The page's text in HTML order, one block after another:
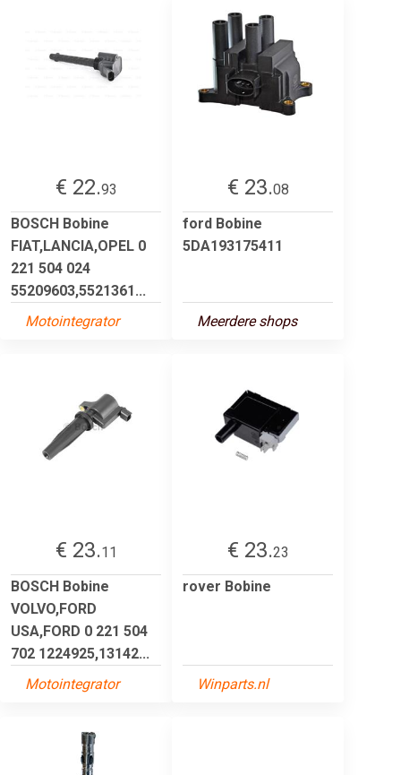
€ 22.93
BOSCH Bobine
FIAT,LANCIA,OPEL 0
221 504 024
55209603,5521361...
Motointegrator
€ 23.08
ford Bobine
5DA193175411
Meerdere shops
€ 23.11
BOSCH Bobine
VOLVO,FORD
USA,FORD 0 221 504
702 1224925,13142...
Motointegrator
€ 23.23
rover Bobine
Winparts.nl